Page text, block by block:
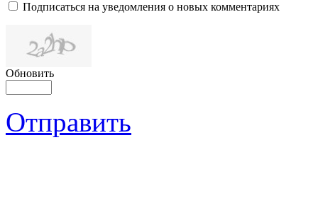
Подписаться на уведомления о новых комментариях
Обновить
Отправить